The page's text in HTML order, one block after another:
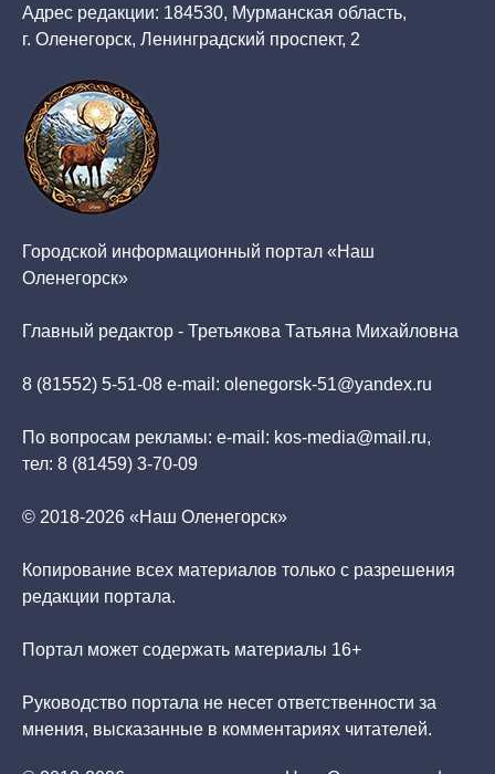
Адрес редакции: 184530, Мурманская область,
г. Оленегорск, Ленинградский проспект, 2
Городской информационный портал «Наш
Оленегорск»
Главный редактор - Третьякова Татьяна Михайловна
8 (81552) 5-51-08 e-mail: olenegorsk-51@yandex.ru
По вопросам рекламы: e-mail: kos-media@mail.ru,
тел: 8 (81459) 3-70-09
© 2018-2026 «Наш Оленегорск»
Копирование всех материалов только с разрешения
редакции портала.
Портал может содержать материалы 16+
Руководство портала не несет ответственности за
мнения, высказанные в комментариях читателей.